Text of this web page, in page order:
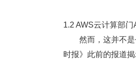
1.2 AWS云计算部
然而，这并不是
时报》此前的报道